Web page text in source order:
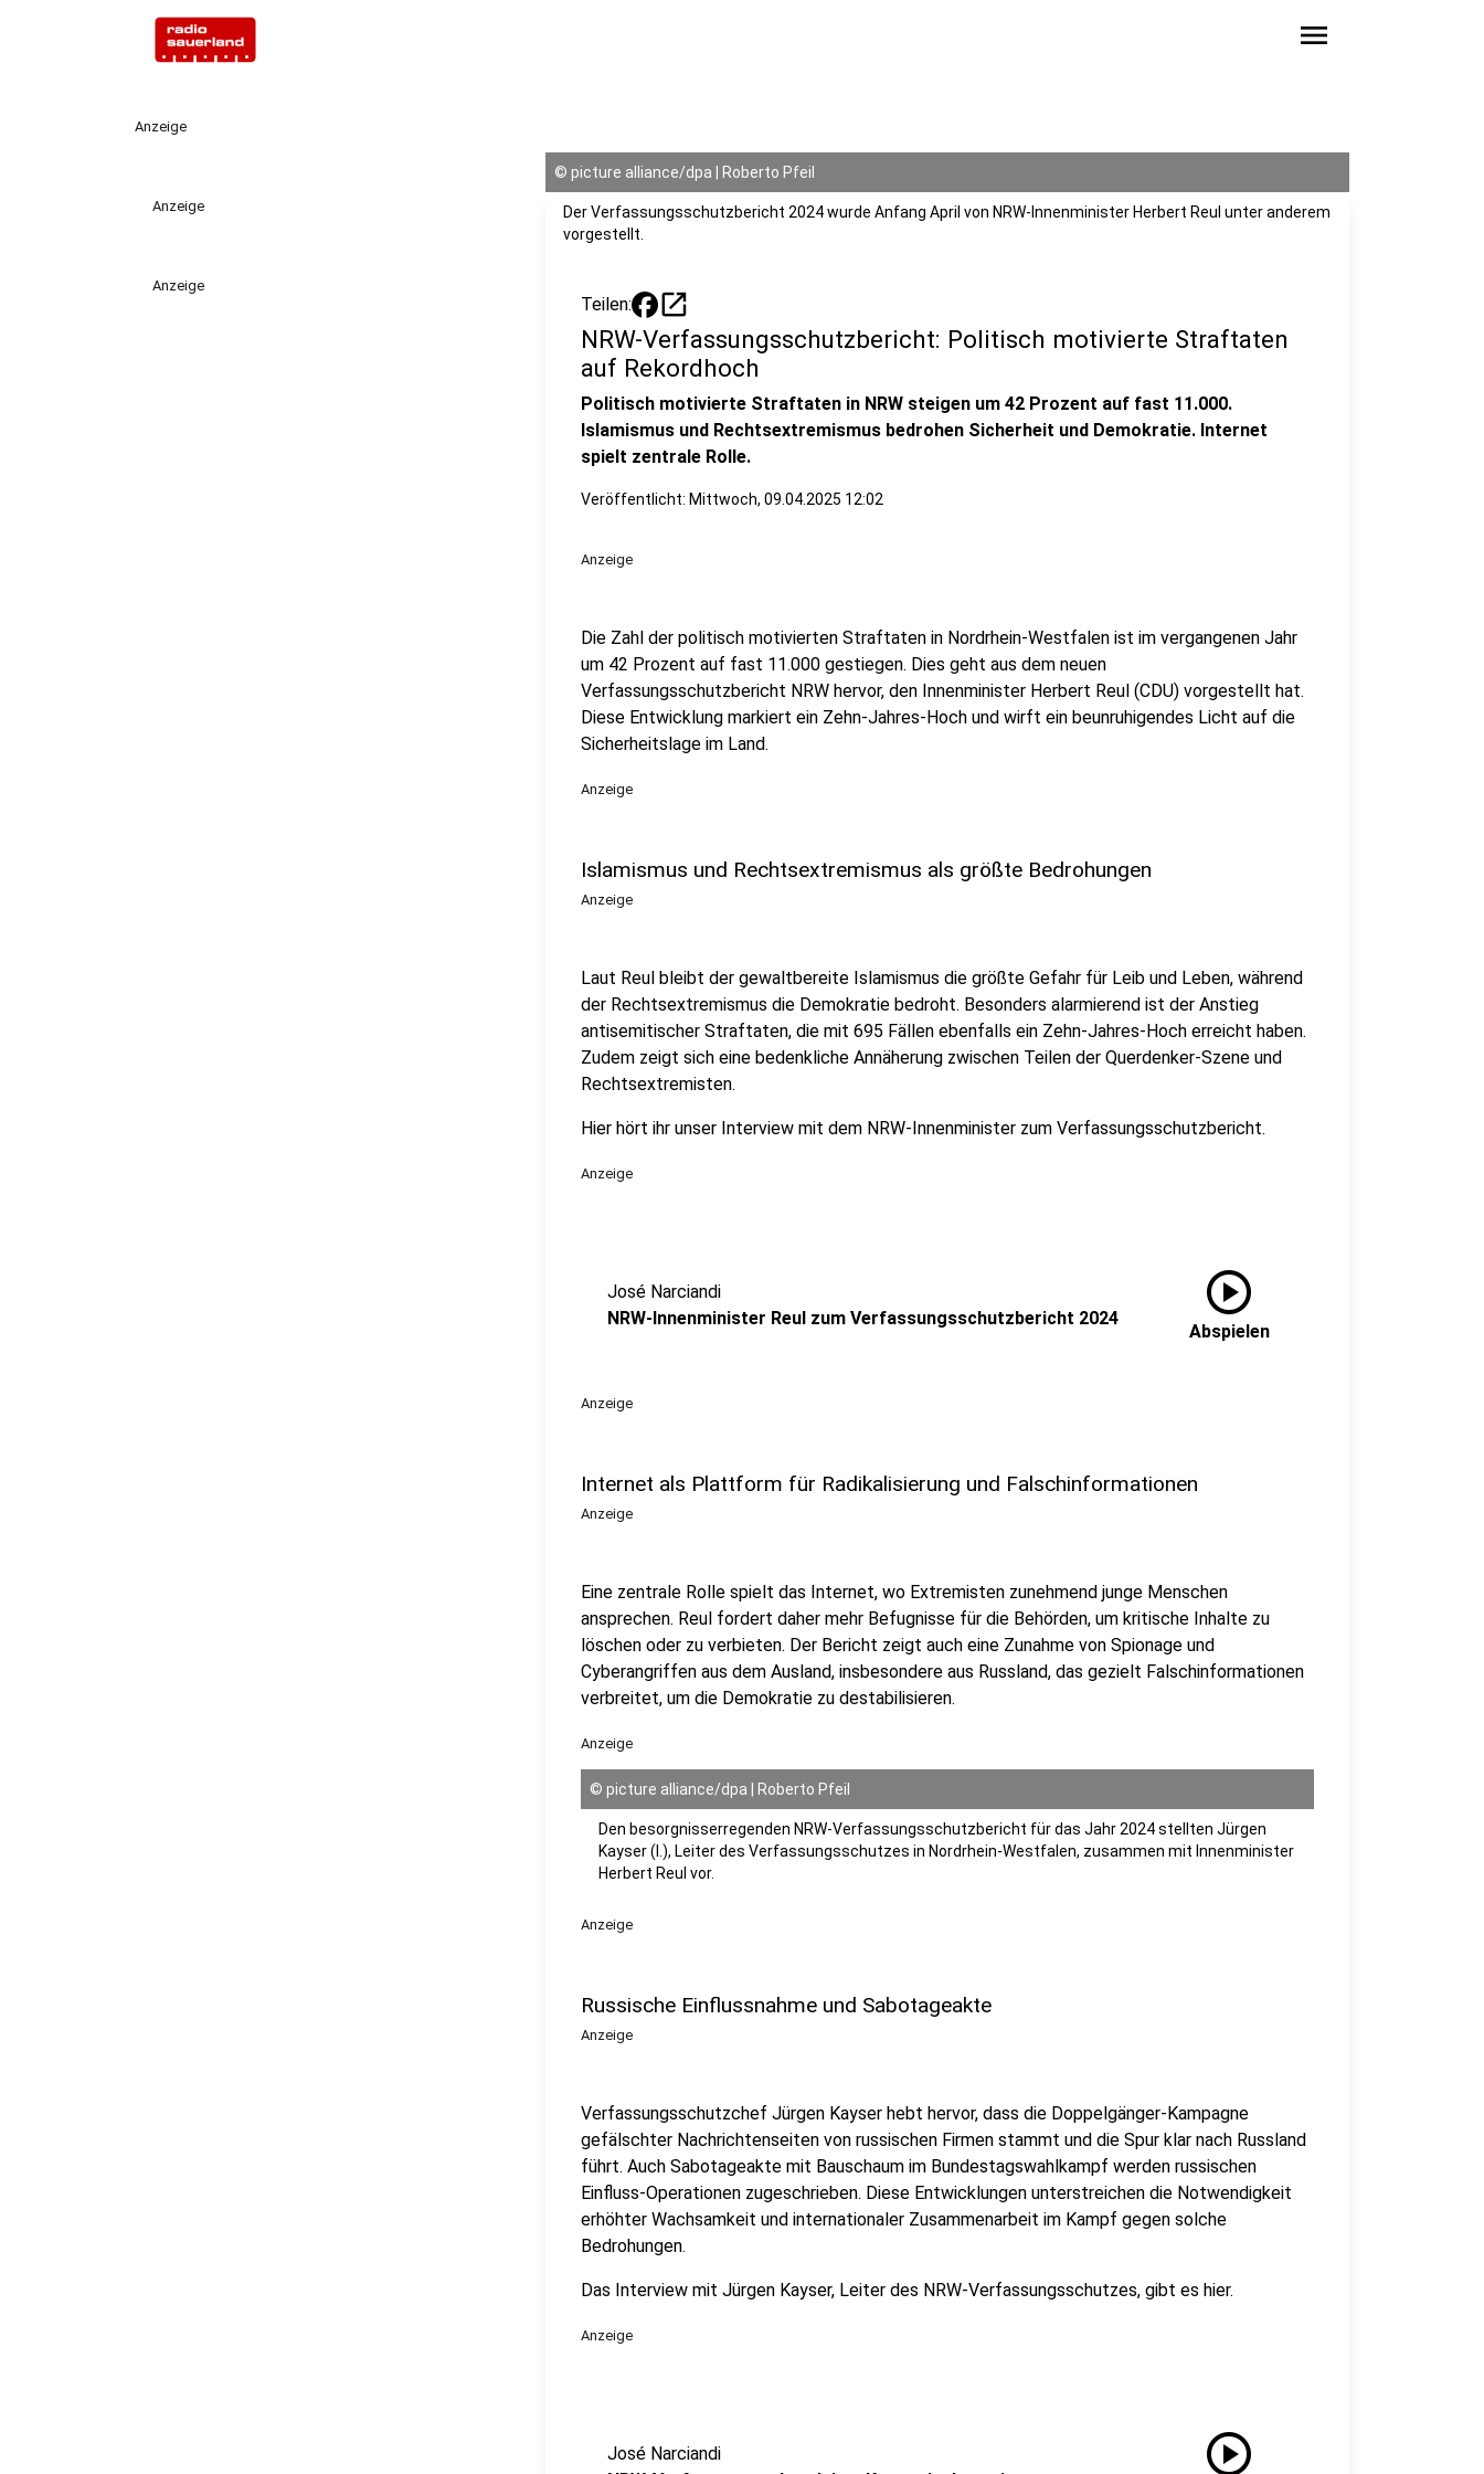
menu
Anzeige
Anzeige
Anzeige
© picture alliance/dpa | Roberto Pfeil
Der Verfassungsschutzbericht 2024 wurde Anfang April von NRW-Innenminister Herbert Reul unter anderem
vorgestellt.
Teilen: open_in_new
NRW-Verfassungsschutzbericht: Politisch motivierte Straftaten
auf Rekordhoch
Politisch motivierte Straftaten in NRW steigen um 42 Prozent auf fast 11.000.
Islamismus und Rechtsextremismus bedrohen Sicherheit und Demokratie. Internet
spielt zentrale Rolle.
Veröffentlicht: Mittwoch, 09.04.2025 12:02
Anzeige
Die Zahl der politisch motivierten Straftaten in Nordrhein-Westfalen ist im vergangenen Jahr
um 42 Prozent auf fast 11.000 gestiegen. Dies geht aus dem neuen
Verfassungsschutzbericht NRW hervor, den Innenminister Herbert Reul (CDU) vorgestellt hat.
Diese Entwicklung markiert ein Zehn-Jahres-Hoch und wirft ein beunruhigendes Licht auf die
Sicherheitslage im Land.
Anzeige
Islamismus und Rechtsextremismus als größte Bedrohungen
Anzeige
Laut Reul bleibt der gewaltbereite Islamismus die größte Gefahr für Leib und Leben, während
der Rechtsextremismus die Demokratie bedroht. Besonders alarmierend ist der Anstieg
antisemitischer Straftaten, die mit 695 Fällen ebenfalls ein Zehn-Jahres-Hoch erreicht haben.
Zudem zeigt sich eine bedenkliche Annäherung zwischen Teilen der Querdenker-Szene und
Rechtsextremisten.
Hier hört ihr unser Interview mit dem NRW-Innenminister zum Verfassungsschutzbericht.
Anzeige
José Narciandi
NRW-Innenminister Reul zum Verfassungsschutzbericht 2024
play_circle
Abspielen
Anzeige
Internet als Plattform für Radikalisierung und Falschinformationen
Anzeige
Eine zentrale Rolle spielt das Internet, wo Extremisten zunehmend junge Menschen
ansprechen. Reul fordert daher mehr Befugnisse für die Behörden, um kritische Inhalte zu
löschen oder zu verbieten. Der Bericht zeigt auch eine Zunahme von Spionage und
Cyberangriffen aus dem Ausland, insbesondere aus Russland, das gezielt Falschinformationen
verbreitet, um die Demokratie zu destabilisieren.
Anzeige
© picture alliance/dpa | Roberto Pfeil
Den besorgnisserregenden NRW-Verfassungsschutzbericht für das Jahr 2024 stellten Jürgen
Kayser (l.), Leiter des Verfassungsschutzes in Nordrhein-Westfalen, zusammen mit Innenminister
Herbert Reul vor.
Anzeige
Russische Einflussnahme und Sabotageakte
Anzeige
Verfassungsschutzchef Jürgen Kayser hebt hervor, dass die Doppelgänger-Kampagne
gefälschter Nachrichtenseiten von russischen Firmen stammt und die Spur klar nach Russland
führt. Auch Sabotageakte mit Bauschaum im Bundestagswahlkampf werden russischen
Einfluss-Operationen zugeschrieben. Diese Entwicklungen unterstreichen die Notwendigkeit
erhöhter Wachsamkeit und internationaler Zusammenarbeit im Kampf gegen solche
Bedrohungen.
Das Interview mit Jürgen Kayser, Leiter des NRW-Verfassungsschutzes, gibt es hier.
Anzeige
José Narciandi
play_circle